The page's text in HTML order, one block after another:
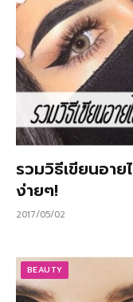
รวมวิธีเขียนอาย
ง่ายๆ!
2017/05/02
BEAUTY